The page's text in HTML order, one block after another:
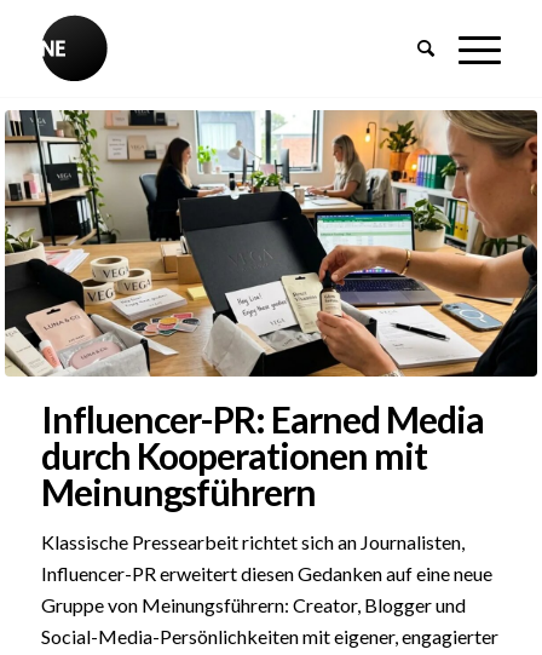
Influencer-PR: Earned Media
durch Kooperationen mit
Meinungsführern
Klassische Pressearbeit richtet sich an Journalisten,
Influencer-PR erweitert diesen Gedanken auf eine neue
Gruppe von Meinungsführern: Creator, Blogger und
Social-Media-Persönlichkeiten mit eigener, engagierter